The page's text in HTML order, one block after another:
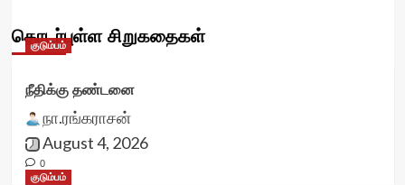
தொடர்புள்ள சிறுகதைகள்
குடும்பம்
நீதிக்கு தண்டனை
நா.ரங்கராசன்
August 4, 2026
0
குடும்பம்